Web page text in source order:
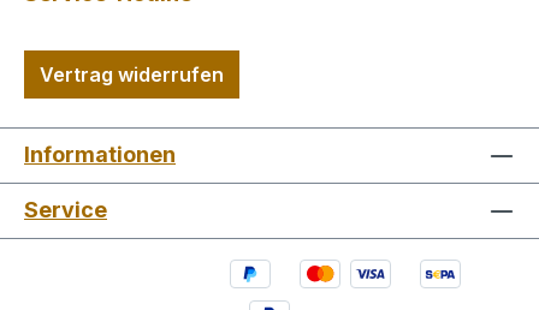
Vertrag widerrufen
Informationen
Service